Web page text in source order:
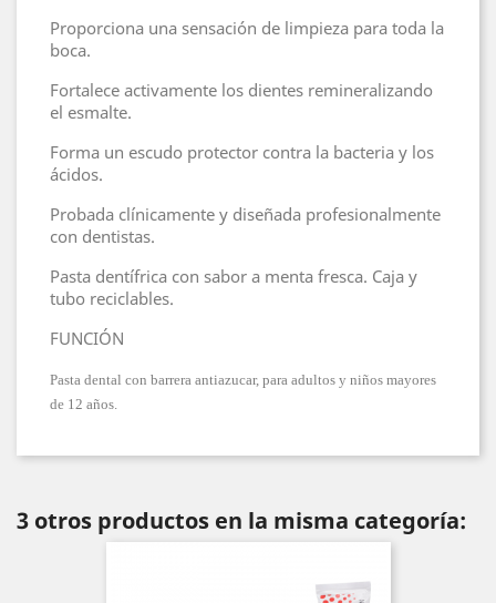
Proporciona una sensación de limpieza para toda la
boca.
Fortalece activamente los dientes remineralizando
el esmalte.
Forma un escudo protector contra la bacteria y los
ácidos.
Probada clínicamente y diseñada profesionalmente
con dentistas.
Pasta dentífrica con sabor a menta fresca. Caja y
tubo reciclables.
FUNCIÓN
Pasta dental con barrera antiazucar, para adultos y niños mayores
de 12 años.
3 otros productos en la misma categoría: